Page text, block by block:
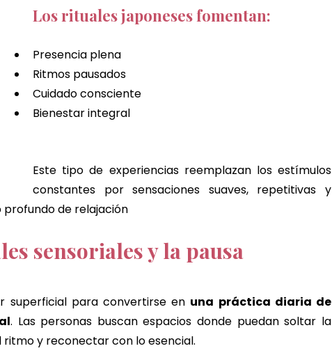
Los rituales japoneses fomentan:
Presencia plena
Ritmos pausados
Cuidado consciente
Bienestar integral
Este tipo de experiencias reemplazan los estímulos
constantes por sensaciones suaves, repetitivas y
de relajación
sensoriales y la pausa
superficial para convertirse en una práctica diaria de
. Las personas buscan espacios donde puedan soltar la
y reconectar con lo esencial.